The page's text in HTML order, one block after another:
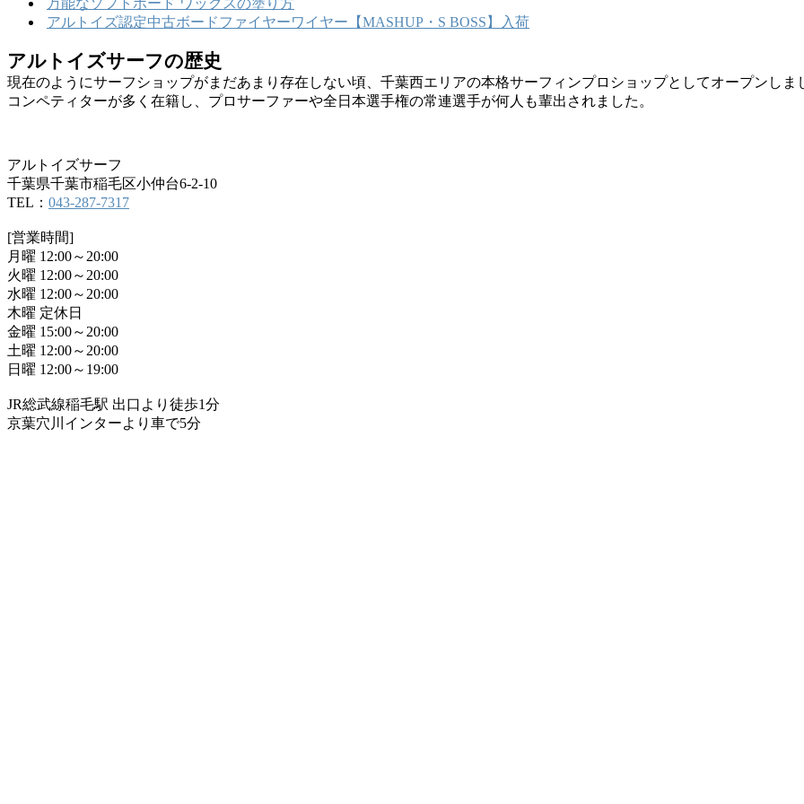
万能なソフトボード ワックスの塗り方
アルトイズ認定中古ボードファイヤーワイヤー【MASHUP・S BOSS】入荷
アルトイズサーフの歴史
現在のようにサーフショップがまだあまり存在しない頃、千葉西エリアの本格サーフィンプロショップとしてオープンしま
コンペティターが多く在籍し、プロサーファーや全日本選手権の常連選手が何人も輩出されました。
アルトイズサーフ
千葉県千葉市稲毛区小仲台6-2-10
TEL： 043-287-7317
[営業時間]
月曜 12:00～20:00
火曜 12:00～20:00
水曜 12:00～20:00
木曜 定休日
金曜 15:00～20:00
土曜 12:00～20:00
日曜 12:00～19:00
JR総武線稲毛駅 出口より徒歩1分
京葉穴川インターより車で5分